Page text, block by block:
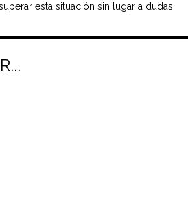
esta situación sin lugar a dudas.